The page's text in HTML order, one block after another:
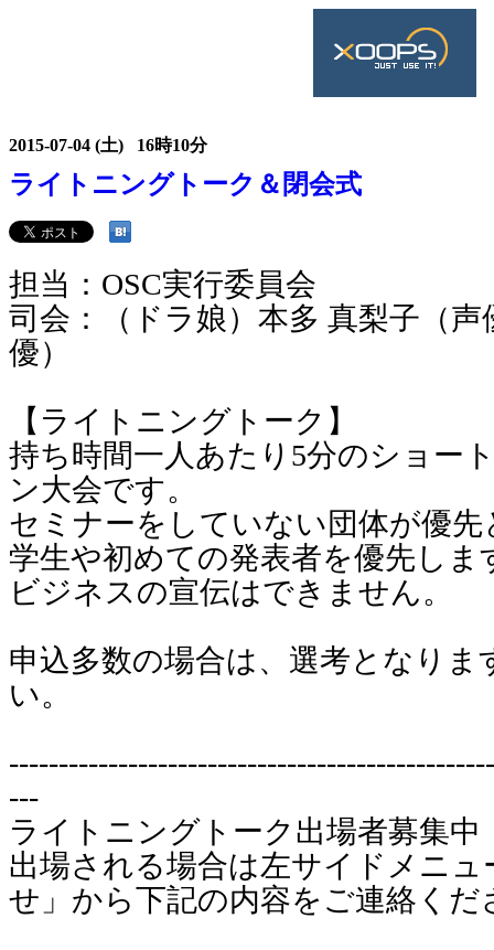
2015-07-04 (土) 16時10分
ライトニングトーク＆閉会式
担当：OSC実行委員会
司会：（ドラ娘）本多 真梨子（声
優）
【ライトニングトーク】
持ち時間一人あたり5分のショー
ン大会です。
セミナーをしていない団体が優
学生や初めての発表者を優先しま
ビジネスの宣伝はできません。
申込多数の場合は、選考となり
い。
---
ライトニングトーク出場者募集中
出場される場合は左サイドメニ
せ」から下記の内容をご連絡くだ